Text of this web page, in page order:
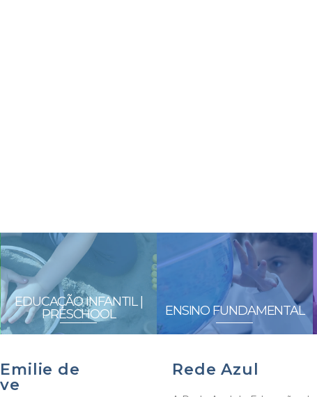
EDUCAÇÃO INFANTIL |
PRESCHOOL
ENSINO FUNDAMENTAL
de
Rede Azul